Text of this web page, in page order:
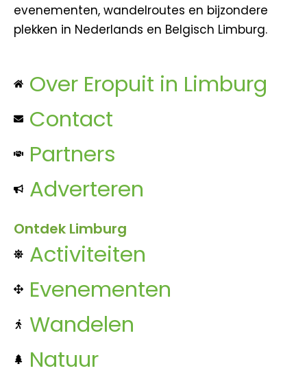
evenementen, wandelroutes en bijzondere
plekken in Nederlands en Belgisch Limburg.
Over Eropuit in Limburg
Contact
Partners
Adverteren
Ontdek Limburg
Activiteiten
Evenementen
Wandelen
Natuur